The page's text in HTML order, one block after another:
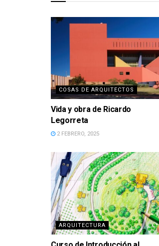
COSAS DE ARQUITECTOS
Vida y obra de Ricardo
Legorreta
2 FEBRERO, 2025
ARQUITECTURA